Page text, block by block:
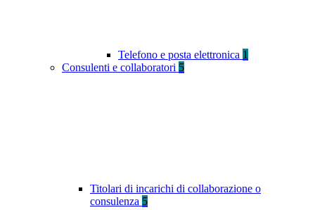
Telefono e posta elettronica 1
Consulenti e collaboratori 5
Titolari di incarichi di collaborazione o
consulenza 5